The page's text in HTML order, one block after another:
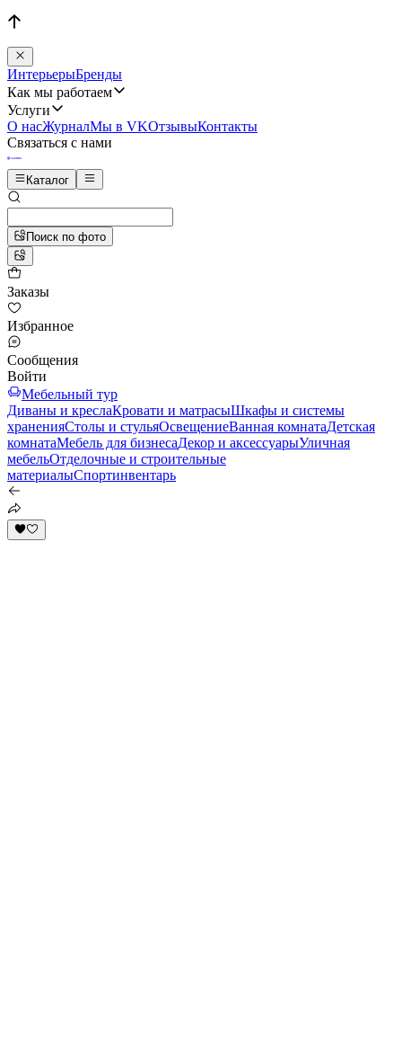
ИнтерьерыБренды
Как мы работаем
Услуги
О насЖурналМы в VKОтзывыКонтакты
Связаться с нами
Каталог
Поиск по фото
Заказы
Избранное
Сообщения
Войти
Мебельный тур
Диваны и креслаКровати и матрасыШкафы и системы
храненияСтолы и стульяОсвещениеВанная комнатаДетская
комнатаМебель для бизнесаДекор и аксессуарыУличная
мебельОтделочные и строительные
материалыСпортинвентарь